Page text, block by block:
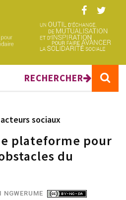
RECHERCHER
acteurs sociaux
plateforme pour
du
NGWERUME